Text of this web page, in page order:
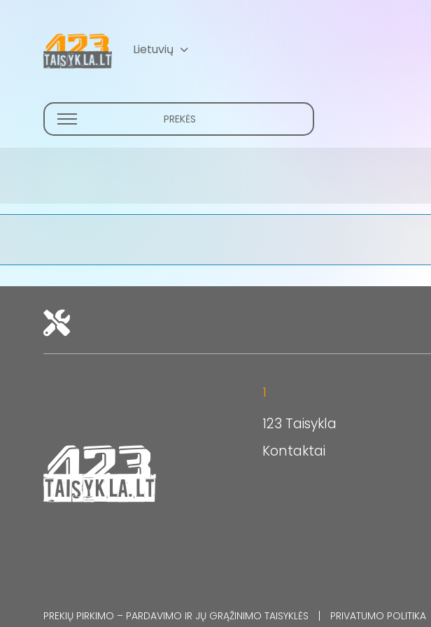
Lietuvių
PREKĖS
1
123 Taisykla
Kontaktai
PREKIŲ PIRKIMO – PARDAVIMO IR JŲ GRĄŽINIMO TAISYKLĖS PRIVATUMO POLITIKA